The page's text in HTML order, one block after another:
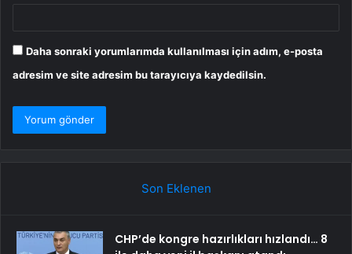
Daha sonraki yorumlarımda kullanılması için adım, e-posta
adresim ve site adresim bu tarayıcıya kaydedilsin.
Son Eklenen
CHP’de kongre hazırlıkları hızlandı… 8